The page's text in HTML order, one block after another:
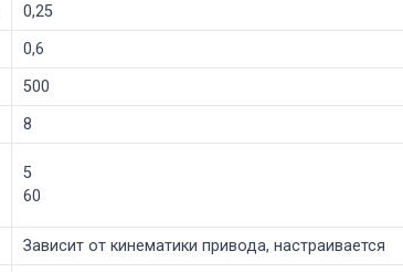
0,25
0,6
500
8
5
60
Зависит от кинематики привода, настраивается